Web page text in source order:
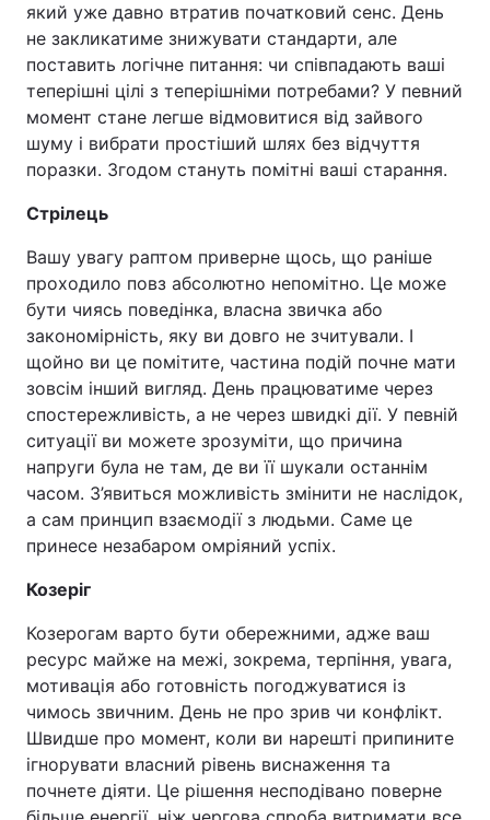
який уже давно втратив початковий сенс. День
не закликатиме знижувати стандарти, але
поставить логічне питання: чи співпадають ваші
теперішні цілі з теперішніми потребами? У певний
момент стане легше відмовитися від зайвого
шуму і вибрати простіший шлях без відчуття
поразки. Згодом стануть помітні ваші старання.
Стрілець
Вашу увагу раптом приверне щось, що раніше
проходило повз абсолютно непомітно. Це може
бути чиясь поведінка, власна звичка або
закономірність, яку ви довго не зчитували. І
щойно ви це помітите, частина подій почне мати
зовсім інший вигляд. День працюватиме через
спостережливість, а не через швидкі дії. У певній
ситуації ви можете зрозуміти, що причина
напруги була не там, де ви її шукали останнім
часом. З’явиться можливість змінити не наслідок,
а сам принцип взаємодії з людьми. Саме це
принесе незабаром омріяний успіх.
Козеріг
Козерогам варто бути обережними, адже ваш
ресурс майже на межі, зокрема, терпіння, увага,
мотивація або готовність погоджуватися із
чимось звичним. День не про зрив чи конфлікт.
Швидше про момент, коли ви нарешті припините
ігнорувати власний рівень виснаження та
почнете діяти. Це рішення несподівано поверне